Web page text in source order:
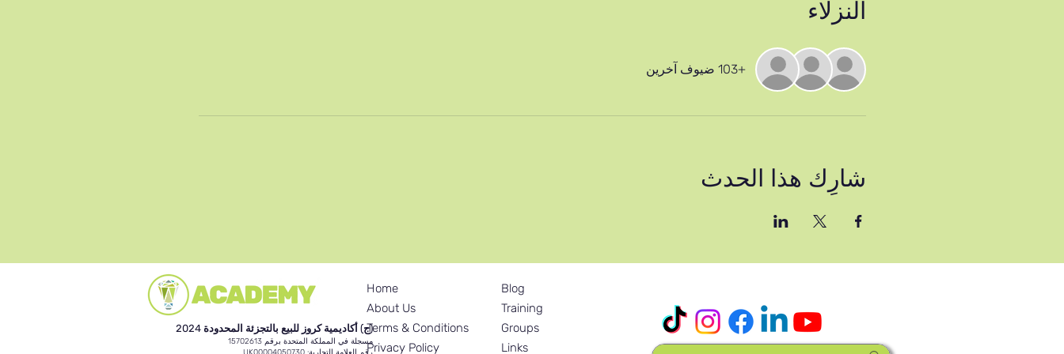
النزلاء
+103 ضيوف آخرين
شارِك هذا الحدث
(ج) أكاديمية كروز للبيع بالتجزئة المحدودة 2024
مسجلة في المملكة المتحدة برقم 15702613
Home
About Us
Terms & Conditions
Privacy Policy
Blog
Training
Groups
Links